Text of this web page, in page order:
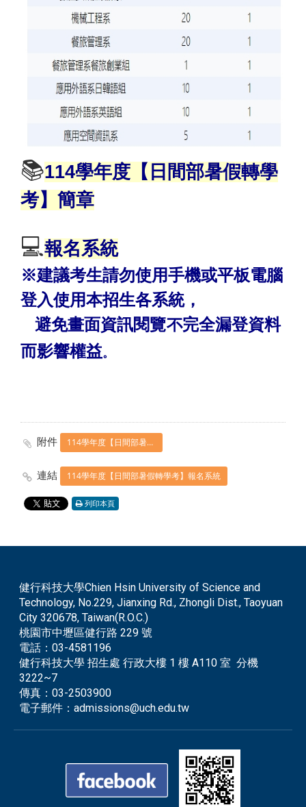
📚114學年度【日間部暑假轉學
考】簡章
💻報名系統
※建議考生請勿使用手機或平板電腦
登入使用本招生各系統，
避免畫面資訊閱覽不完全漏登資料
而影響權益。
附件 114學年度【日間部暑假轉學考】簡章
連結 114學年度【日間部暑假轉學考】報名系統
列印本頁
健行科技大學Chien Hsin University of Science and
Technology, No.229, Jianxing Rd., Zhongli Dist., Taoyuan
City 320678, Taiwan(R.O.C.)
桃園市中壢區健行路 229 號
電話：03-4581196
健行科技大學 招生處 行政大樓 1 樓 A110 室 分機
3222~7
傳真：03-2503900
電子郵件：admissions@uch.edu.tw